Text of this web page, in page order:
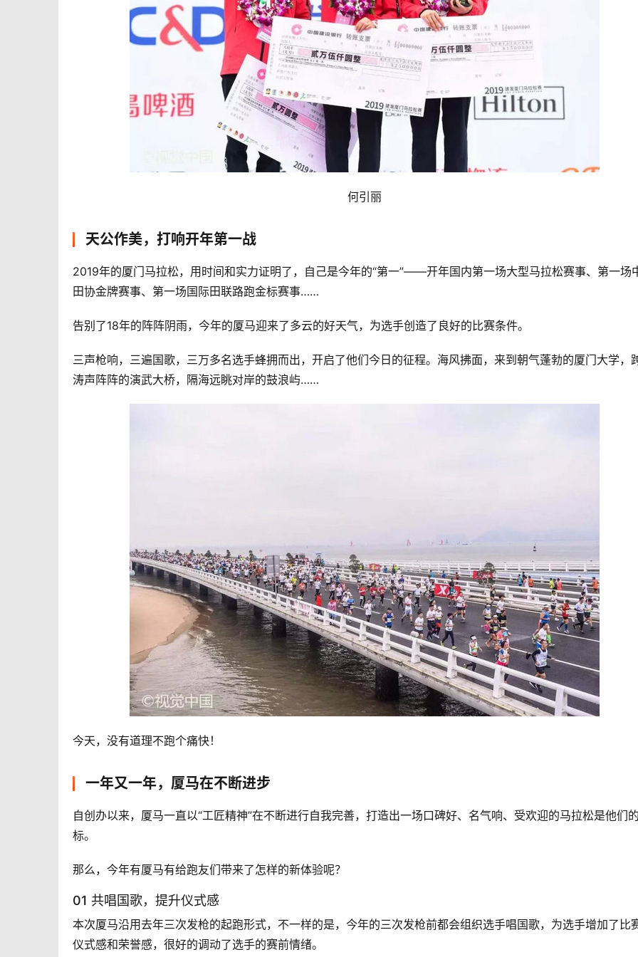
何引丽
天公作美，打响开年第一战
2019年的厦门马拉松，用时间和实力证明了，自己是今年的“第一”——开年国内第一场大型马拉松赛事、第一场
田协金牌赛事、第一场国际田联路跑金标赛事……
告别了18年的阵阵阴雨，今年的厦马迎来了多云的好天气，为选手创造了良好的比赛条件。
三声枪响，三遍国歌，三万多名选手蜂拥而出，开启了他们今日的征程。海风拂面，来到朝气蓬勃的厦门大学，
涛声阵阵的演武大桥，隔海远眺对岸的鼓浪屿……
今天，没有道理不跑个痛快！
一年又一年，厦马在不断进步
自创办以来，厦马一直以“工匠精神”在不断进行自我完善，打造出一场口碑好、名气响、受欢迎的马拉松是他们
标。
那么，今年有厦马有给跑友们带来了怎样的新体验呢？
01 共唱国歌，提升仪式感
本次厦马沿用去年三次发枪的起跑形式，不一样的是，今年的三次发枪前都会组织选手唱国歌，为选手增加了比
仪式感和荣誉感，很好的调动了选手的赛前情绪。